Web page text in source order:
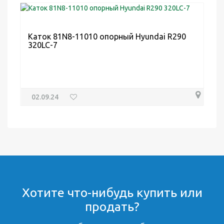
Каток 81N8-11010 опорный Hyundai R290
320LC-7
02.09.24
Хотите что-нибудь купить или
продать?